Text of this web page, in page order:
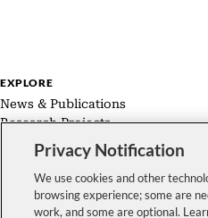
EXPLORE
News & Publications
Research Projects
Expert Groups
About Us
Privacy Notification
We use cookies and other
browsing experience; some are
work, and some are optional.